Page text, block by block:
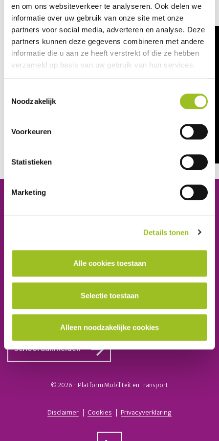
en om ons websiteverkeer te analyseren. Ook delen we
informatie over uw gebruik van onze site met onze
partners voor social media, adverteren en analyse. Deze
partners kunnen deze gegevens combineren met andere
informatie die u aan ze heeft verstrekt of die ze hebben
verzameld op basis van uw gebruik van hun services.
Noodzakelijk
Voorkeuren
Statistieken
Marketing
Details tonen
Alle cookies toestaan
Selectie toestaan
Alleen noodzakelijke cookies
Telefoon: 06-23 58 89 49
Inschrijven
School aanmelden
© 2026 - Platform Mobiliteit en Transport
Disclaimer Cookies Privacyverklaring